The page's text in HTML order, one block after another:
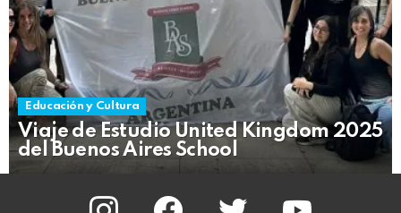
Educación y Cultura
Viaje de Estudio United Kingdom 2025
del Buenos Aires School
instagram facebook twitter